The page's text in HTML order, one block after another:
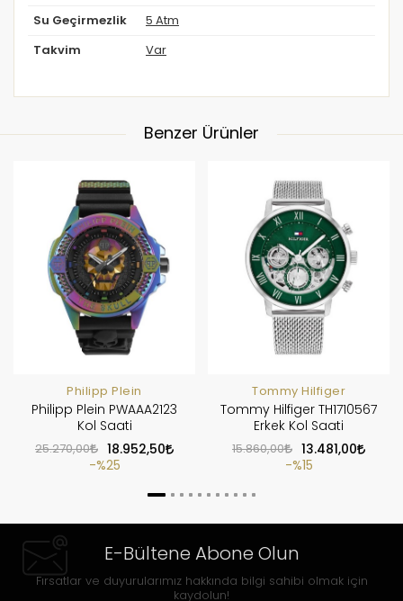
Su Geçirmezlik 5 Atm
Takvim Var
Benzer Ürünler
Philipp Plein
Philipp Plein PWAAA2123
Kol Saati
25.270,00
18.952,50
%25
Tommy Hilfiger
Tommy Hilfiger TH1710567
Erkek Kol Saati
15.860,00
13.481,00
%15
E-Bültene Abone Olun
Fırsatlar ve duyurularımız hakkında bilgi sahibi olmak için
kaydolun!